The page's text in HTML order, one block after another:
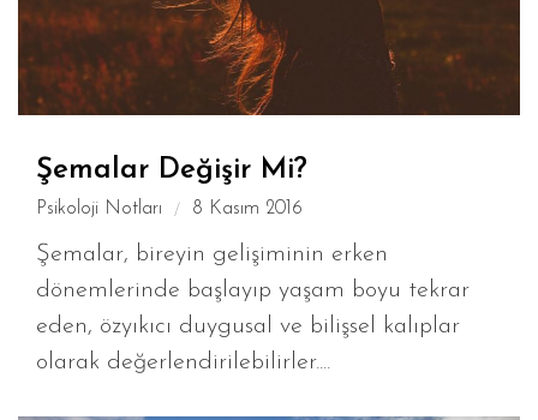
Şemalar Değişir Mi?
Psikoloji Notları 8 Kasım 2016
Şemalar, bireyin gelişiminin erken
dönemlerinde başlayıp yaşam boyu tekrar
eden, özyıkıcı duygusal ve bilişsel kalıplar
olarak değerlendirilebilirler....